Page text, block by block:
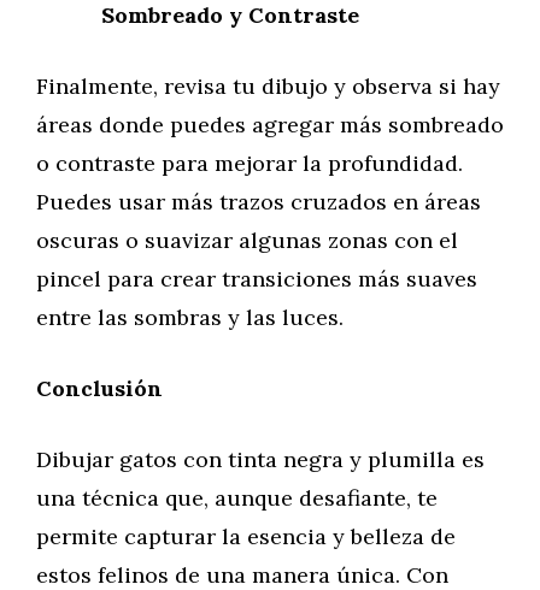
Sombreado y Contraste
Finalmente, revisa tu dibujo y observa si hay
áreas donde puedes agregar más sombreado
o contraste para mejorar la profundidad.
Puedes usar más trazos cruzados en áreas
oscuras o suavizar algunas zonas con el
pincel para crear transiciones más suaves
entre las sombras y las luces.
Conclusión
Dibujar gatos con tinta negra y plumilla es
una técnica que, aunque desafiante, te
permite capturar la esencia y belleza de
estos felinos de una manera única. Con